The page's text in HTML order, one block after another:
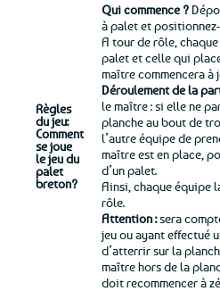
Règles
du jeu:
Comment
se joue
le jeu du
palet
breton?
Qui commence ?
à palet et
A tour de rôle,
palet et celle qui
maître commencera à
Déroulement de la
le maître : si elle ne
planche au bout de
l’autre équipe de
maître est en place,
d’un palet.
Ainsi, chaque équipe
rôle.
Attention :sera
jeu ou ayant effectué
d’atterrir sur la
maître hors de la
doit recommencer à